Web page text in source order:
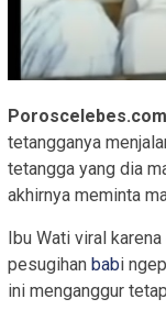
Poroscelebes.com
tetangganya
tetangga yang dia
akhirnya meminta
Ibu Wati viral
pesugihan babi
ini menganggur